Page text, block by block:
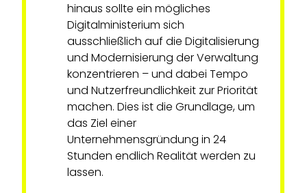
hinaus sollte ein mögliches
Digitalministerium sich
ausschließlich auf die Digitalisierung
und Modernisierung der Verwaltung
konzentrieren – und dabei Tempo
und Nutzerfreundlichkeit zur Priorität
machen. Dies ist die Grundlage, um
das Ziel einer
Unternehmensgründung in 24
Stunden endlich Realität werden zu
lassen.